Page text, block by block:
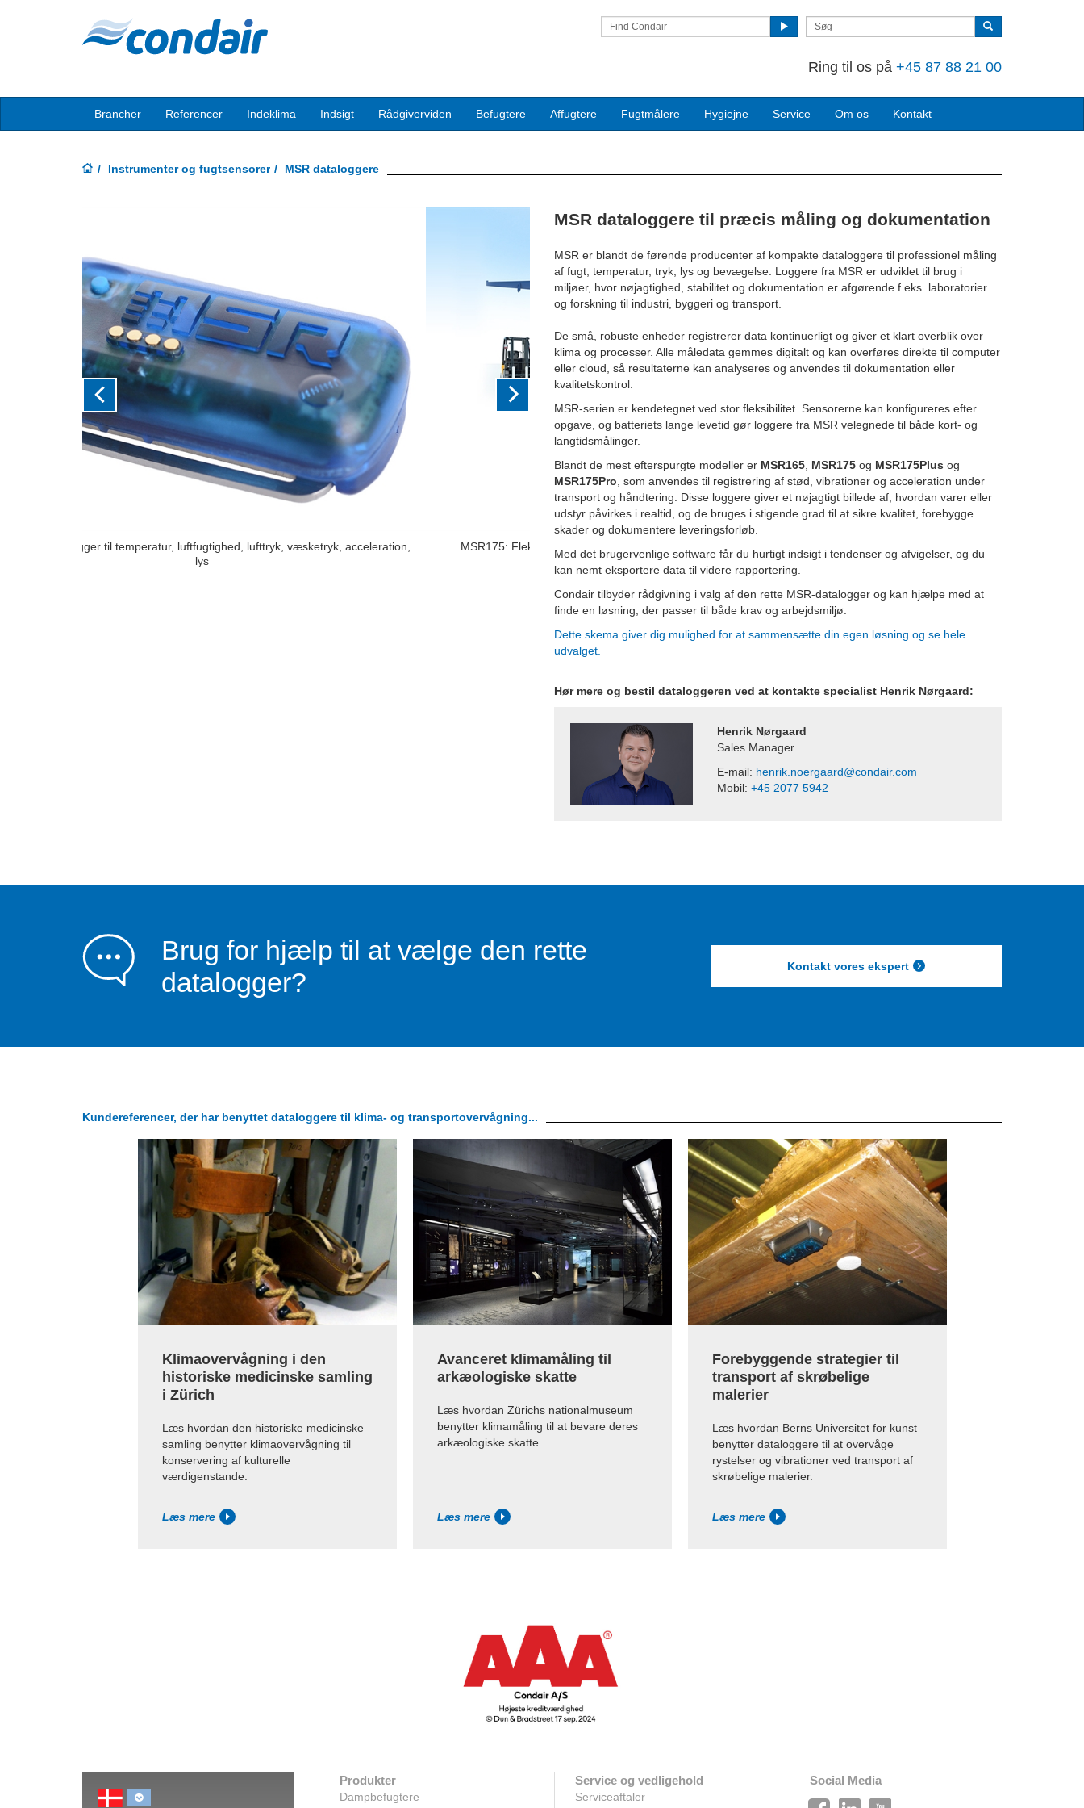
Find Condair
Ring til os på +45 87 88 21 00
Brancher Referencer Indeklima Indsigt Rådgiverviden Befugtere Affugtere Fugtmålere Hygiejne Service Om os Kontakt
Instrumenter og fugtsensorer MSR dataloggere
MSR175: Fleksibel transportdatalogger med to valgbare stødintervaller og
MSR dataloggere til præcis måling og dokumentation
MSR er blandt de førende producenter af kompakte dataloggere til professionel måling
af fugt, temperatur, tryk, lys og bevægelse. Loggere fra MSR er udviklet til brug i
miljøer, hvor nøjagtighed, stabilitet og dokumentation er afgørende f.eks. laboratorier
og forskning til industri, byggeri og transport.
De små, robuste enheder registrerer data kontinuerligt og giver et klart overblik over
klima og processer. Alle måledata gemmes digitalt og kan overføres direkte til computer
eller cloud, så resultaterne kan analyseres og anvendes til dokumentation eller
kvalitetskontrol.
MSR-serien er kendetegnet ved stor fleksibilitet. Sensorerne kan konfigureres efter
opgave, og batteriets lange levetid gør loggere fra MSR velegnede til både kort- og
langtidsmålinger.
Blandt de mest efterspurgte modeller er MSR165 MSR175 og MSR175Plus og
MSR175Pro , som anvendes til registrering af stød, vibrationer og acceleration under
transport og håndtering. Disse loggere giver et nøjagtigt billede af, hvordan varer eller
udstyr påvirkes i realtid, og de bruges i stigende grad til at sikre kvalitet, forebygge
skader og dokumentere leveringsforløb.
Med det brugervenlige software får du hurtigt indsigt i tendenser og afvigelser, og du
kan nemt eksportere data til videre rapportering.
Condair tilbyder rådgivning i valg af den rette MSR-datalogger og kan hjælpe med at
finde en løsning, der passer til både krav og arbejdsmiljø.
Dette skema giver dig mulighed for at sammensætte din egen løsning og se hele
udvalget.
Hør mere og bestil dataloggeren ved at kontakte specialist Henrik Nørgaard:
Henrik Nørgaard
Sales Manager
E-mail: henrik.noergaard@condair.com
Mobil: +45 2077 5942
Brug for hjælp til at vælge den rette
datalogger?
Kontakt vores ekspert
Kundereferencer, der har benyttet dataloggere til klima- og transportovervågning...
Klimaovervågning i den
historiske medicinske samling
i Zürich
Læs hvordan den historiske medicinske
samling benytter klimaovervågning til
konservering af kulturelle
værdigenstande.
Læs mere
Avanceret klimamåling til
arkæologiske skatte
Læs hvordan Zürichs nationalmuseum
benytter klimamåling til at bevare deres
arkæologiske skatte.
Læs mere
Forebyggende strategier til
transport af skrøbelige
malerier
Læs hvordan Berns Universitet for kunst
benytter dataloggere til at overvåge
rystelser og vibrationer ved transport af
skrøbelige malerier.
Læs mere
Produkter
Dampbefugtere
Service og vedligehold
Serviceaftaler
Social Media